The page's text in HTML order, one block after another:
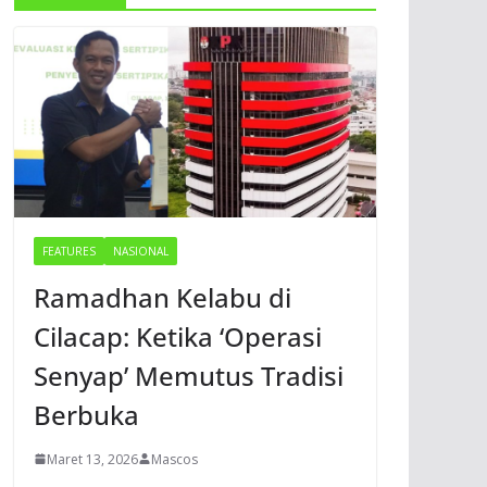
FEATURES NASIONAL
Ramadhan Kelabu di
Cilacap: Ketika ‘Operasi
Senyap’ Memutus Tradisi
Berbuka
Maret 13, 2026 Mascos